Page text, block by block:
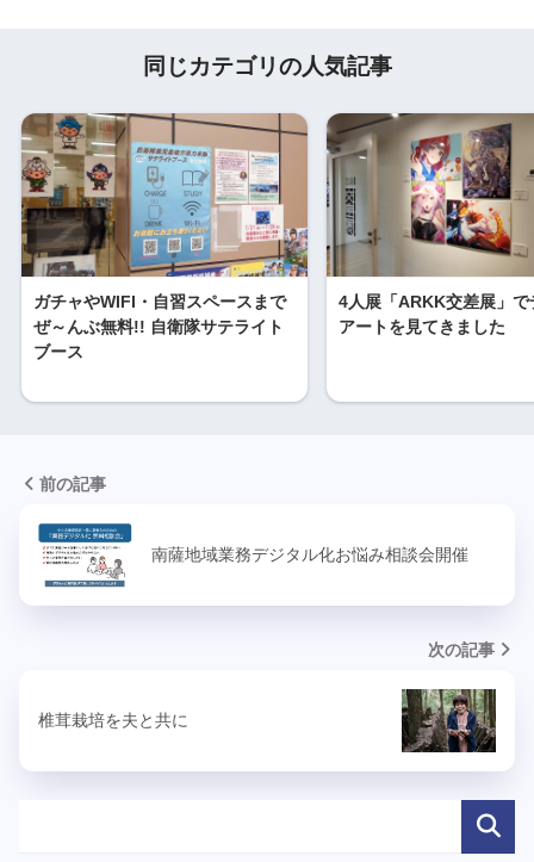
同じカテゴリの人気記事
ガチャやWIFI・自習スペースまで
ぜ～んぶ無料!! 自衛隊サテライト
ブース
4人展「ARKK交差展」で
アートを見てきました
前の記事
南薩地域業務デジタル化お悩み相談会開催
次の記事
椎茸栽培を夫と共に